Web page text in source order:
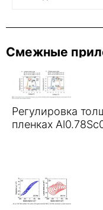
Смежные
Регулировка
пленках